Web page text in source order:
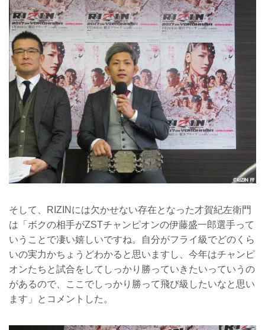
そして、RIZINには欠かせない存在となった才賀紀左衛門
は「ボクの相手がZSTチャンピオンの伊藤盛一郎選手って
いうことで凄い嬉しいですね。自分がフライ級でどのくら
いの実力かちょうどわかると思いますし、今年はチャンピ
オンたちと試合をしてしっかり勝っていきたいっていうの
があるので、ここでしっかり勝って飛び級したいなと思い
ます」とコメントした。